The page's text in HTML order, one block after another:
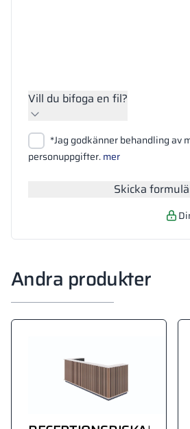
Vill du bifoga en fil?
Bifoga filer
Sök
*Jag godkänner behandling av
personuppgifter.mer
Skicka
Andra produkter